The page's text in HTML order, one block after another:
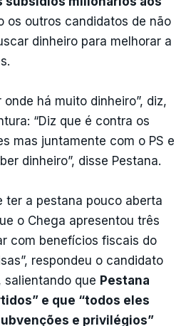
os outros candidatos de não
dinheiro para melhorar a
há muito dinheiro”, diz,
“Diz que é contra os
mas juntamente com o PS e
dinheiro”, disse Pestana.
ter a pestana pouco aberta
o Chega apresentou três
com benefícios fiscais do
respondeu o candidato
salientando que Pestana
e que “todos eles
e privilégios”